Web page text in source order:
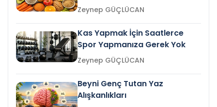
Zeynep GÜÇLÜCAN
Kas Yapmak İçin Saatlerce
Spor Yapmanıza Gerek Yok
Zeynep GÜÇLÜCAN
Beyni Genç Tutan Yaz
Alışkanlıkları